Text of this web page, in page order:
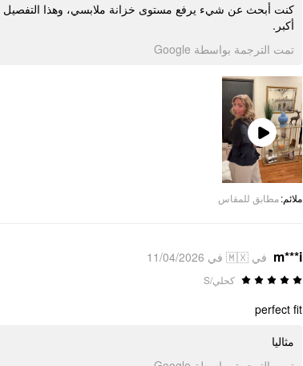
كنت أبحث عن شيء يرفع مستوى خزانة ملابسي، وهذا
أكبر.
تمت الترجمة بواسطة Google
Play
Video
ملائم:مطابق للمقاس
m***i في 🇲🇽 في 11/04/2026
كحلي/S
perfect fit
مثاليا